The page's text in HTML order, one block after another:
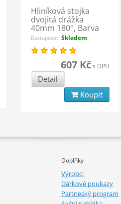
Hliníková stojka
dvojitá drážka
40mm 180°, Barva
černá
Dostupnost:Skladem
607 Kčs DPH
Detail
Koupit
Doplňky
Výrobci
Dárkové poukazy
Partneský program